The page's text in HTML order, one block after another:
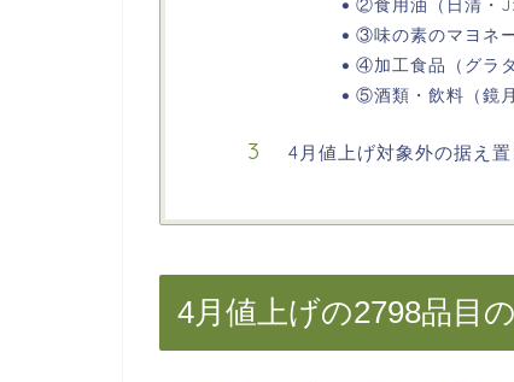
③味の素のマヨネ
④加工食品（グラ
⑤酒類・飲料（鏡
4月値上げ対象外の据え置
4月値上げの2798品目